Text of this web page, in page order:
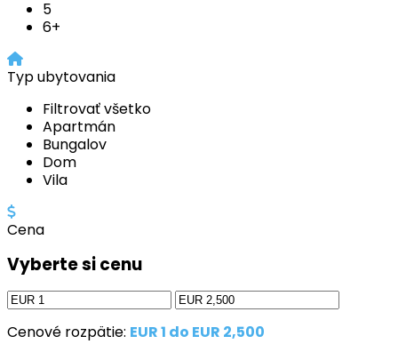
5
6+
Typ ubytovania
Filtrovať všetko
Apartmán
Bungalov
Dom
Vila
Cena
Vyberte si cenu
Cenové rozpätie: EUR 1 do EUR 2,500